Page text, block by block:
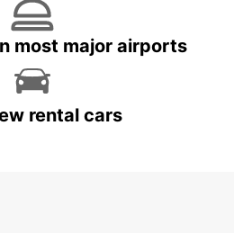
most major airports
rental cars